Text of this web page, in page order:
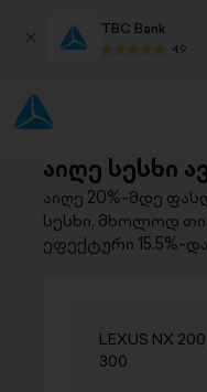
TBC Bank
4.9
აიღე სესხი
აიღე 20%-მდე
სესხი, მხოლოდ
ეფექტური 15.5%-
LEXUS NX
300